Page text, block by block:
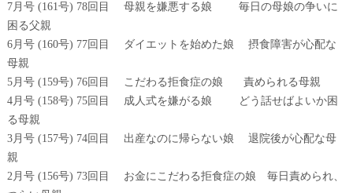
7月号 (161号) 78回目 母親を嫌悪する娘 毎日の母娘の争いに
困る父親
6月号 (160号) 77回目 ダイエットを始めた娘 摂食障害が心配な
母親
5月号 (159号) 76回目 こだわる拒食症の娘 責められる母親
4月号 (158号) 75回目 成人式を嫌がる娘 どう話せばよいか困
る母親
3月号 (157号) 74回目 出産なのに帰らない娘 退院後が心配な母
親
2月号 (156号) 73回目 お金にこだわる拒食症の娘 毎日責められ、